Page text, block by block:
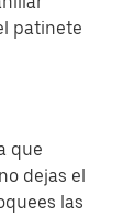
patinete
que
dejas el
las